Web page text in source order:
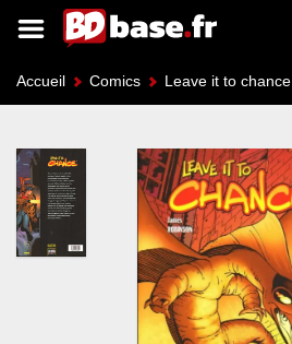
Accueil Comics Leave it to chance